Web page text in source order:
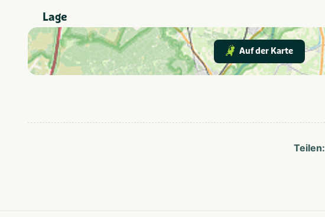
Lage
Auf der Karte
Teilen: